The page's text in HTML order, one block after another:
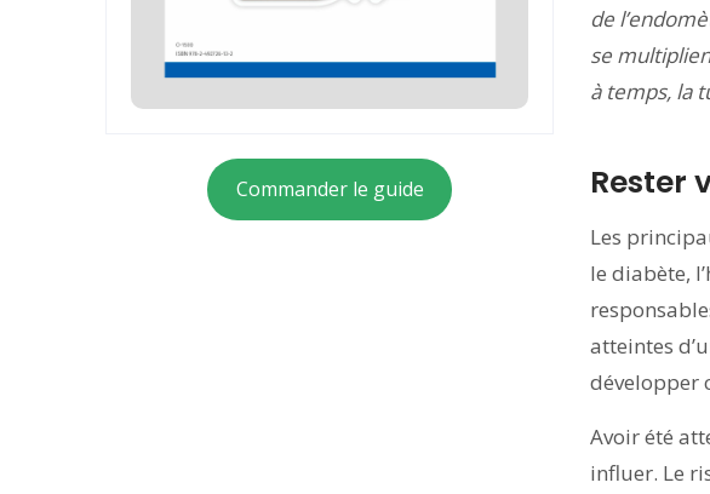
Commander le guide
de
se
à temps, la
Rester
Les
le diabète,
atteintes
développer
Avoir été
influer. Le